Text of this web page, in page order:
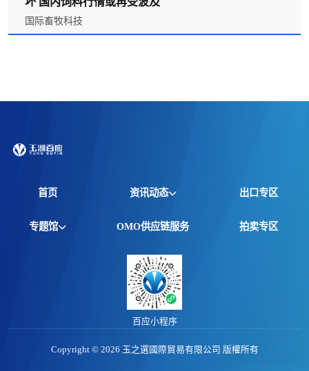
国际畜牧科技
首页 资讯动态
全球资讯
价格行情
专题报告
出口专区
专题馆 OMO供应链服务 拍卖专区
百应小程序
Copyright © 2026 玉之選國際貿易有限公司 版權所有